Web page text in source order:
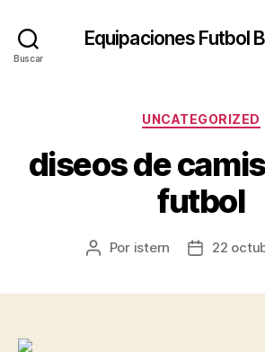
Buscar
Equipaciones Futbol
UNCATEGORIZED
diseos de
futbol
Autor
Por istern
Fecha
22